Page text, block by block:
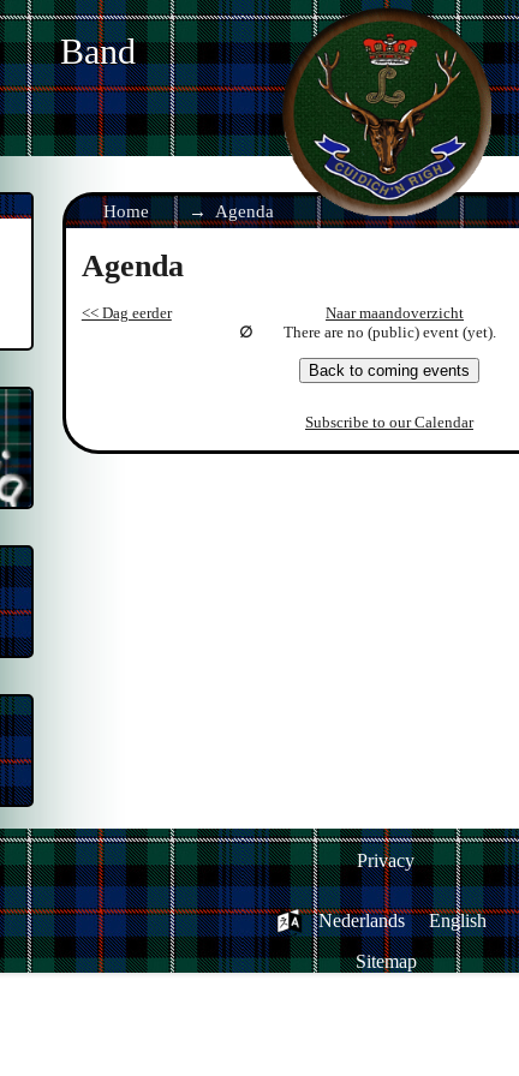
Band
Home Agenda
Agenda
<< Dag eerder Naar maandoverzicht
There are no (public) event (yet).
Back to coming events
Subscribe to our Calendar
Privacy
Nederlands
English
Sitemap